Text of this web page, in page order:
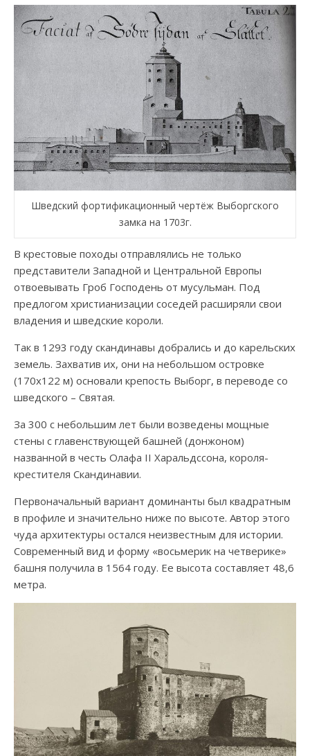
Шведский фортификационный чертёж Выборгского
замка на 1703г.
В крестовые походы отправлялись не только
представители Западной и Центральной Европы
отвоевывать Гроб Господень от мусульман. Под
предлогом христианизации соседей расширяли свои
владения и шведские короли.
Так в 1293 году скандинавы добрались и до карельских
земель. Захватив их, они на небольшом островке
(170х122 м) основали крепость Выборг, в переводе со
шведского – Святая.
За 300 с небольшим лет были возведены мощные
стены с главенствующей башней (донжоном)
названной в честь Олафа II Харальдссона, короля-
крестителя Скандинавии.
Первоначальный вариант доминанты был квадратным
в профиле и значительно ниже по высоте. Автор этого
чуда архитектуры остался неизвестным для истории.
Современный вид и форму «восьмерик на четверике»
башня получила в 1564 году. Ее высота составляет 48,6
метра.